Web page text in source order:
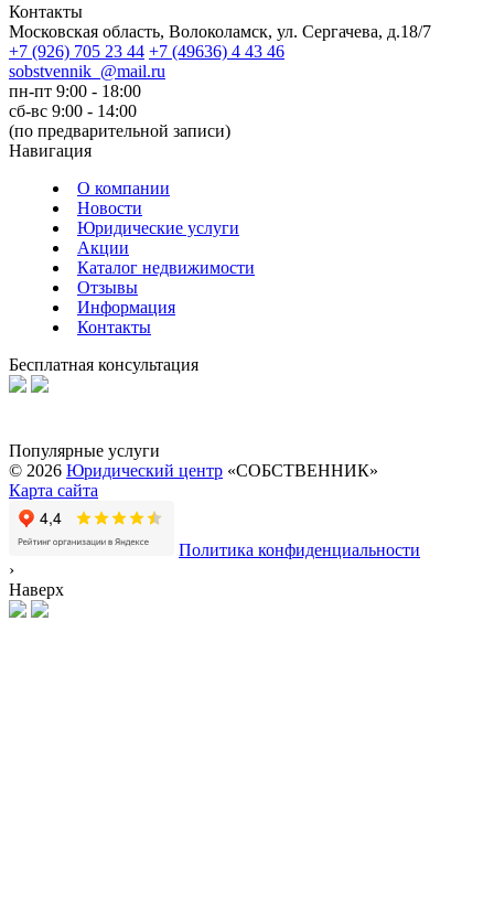
Контакты
Московская область, Волоколамск, ул. Сергачева, д.18/7
+7 (926) 705 23 44 +7 (49636) 4 43 46
sobstvennik_@mail.ru
пн-пт 9:00 - 18:00
сб-вс 9:00 - 14:00
(по предварительной записи)
Навигация
О компании
Новости
Юридические услуги
Акции
Каталог недвижимости
Отзывы
Информация
Контакты
Бесплатная консультация
Популярные услуги
© 2026 Юридический центр «СОБСТВЕННИК»
Карта сайта
Политика конфиденциальности
›
Наверх